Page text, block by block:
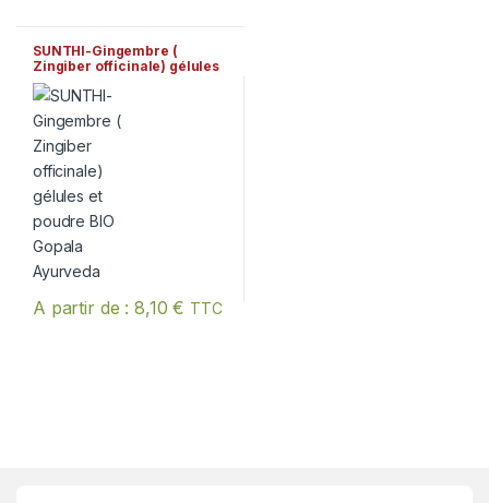
SUNTHI-Gingembre (
Zingiber officinale) gélules
et poudre BIO Gopala
Ayurveda
A partir de :8,10€ TTC